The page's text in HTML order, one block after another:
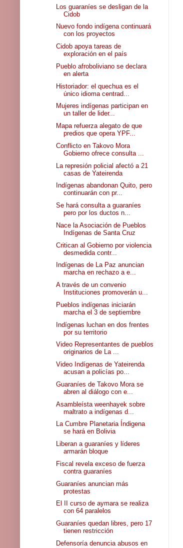
Los guaraníes se desligan de la
Cidob
Nuevo fondo indígena continuará
con los proyectos
Cidob apoya tareas de
exploración en el país
Pueblo afroboliviano se declara
en alerta
Historiador: el quechua es el
único idioma centrad...
Mujeres indígenas participan en
un taller de lider...
Mapa refuerza alegato de que
predios que opera YPF...
Conflicto en Takovo Mora
Gobierno ofrece consulta ...
La represión policial afectó a 21
casas de Yateirenda
Indígenas abandonan Quito, pero
continuarán con pr...
Se hará consulta a guaraníes
pero por los ductos n...
Nace la Asociación de Pueblos
Indígenas de Santa Cruz
Critican al Gobierno por violencia
desmedida contr...
Indígenas de La Paz anuncian
marcha en rechazo a e...
A través de un convenio
Instituciones promoverán u...
Pueblos indígenas iniciarán
marcha el 3 de septiembre
Indígenas luchan en dos frentes
por su territorio
Video Representantes de pueblos
originarios de La ...
Video Indígenas de Yateirenda
acusan a policías po...
Guaraníes de Takovo Mora se
abren al diálogo con e...
Asambleísta weenhayek sobre
maltrato a indígenas d...
La Cumbre Planetaria Índigena
se hará en Bolivia
Liberan a guaraníes y líderes
armarán bloque
Fiscal revela exceso de fuerza
contra guaraníes
Guaraníes anuncian más
protestas
El II curso de aymara se realiza
con 64 paralelos
Guaraníes quedan libres, pero 17
tienen restricción
Defensoría denuncia abusos en